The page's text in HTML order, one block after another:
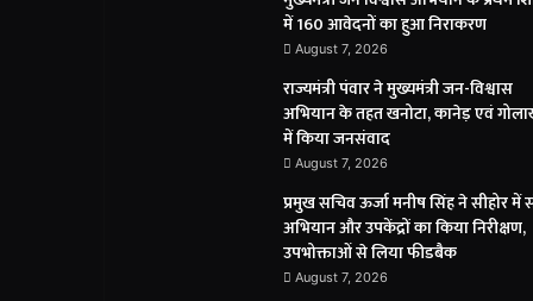
में 160 आवेदनों का हुआ निराकरण
August 7, 2026
राज्यमंत्री पंवार ने मुख्यमंत्री जन-विश्वास
अभियान के तहत खनोटा, कानेड़ एवं
में किया जनसंवाद
August 7, 2026
प्रमुख सचिव ऊर्जा मनीष सिंह ने सीहोर में
अभियान और उपकेंद्रों का किया निरीक्षण,
उपभोक्ताओं से लिया फीडबैक
August 7, 2026